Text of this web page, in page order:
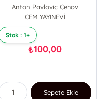
Anton Pavloviç Çehov
CEM YAYINEVİ
Stok : 1+
₺100,00
Sepete Ekle